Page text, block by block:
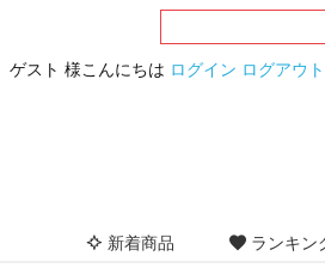
ゲスト 様こんにちは ログイン ログアウト
新着商品 ランキン